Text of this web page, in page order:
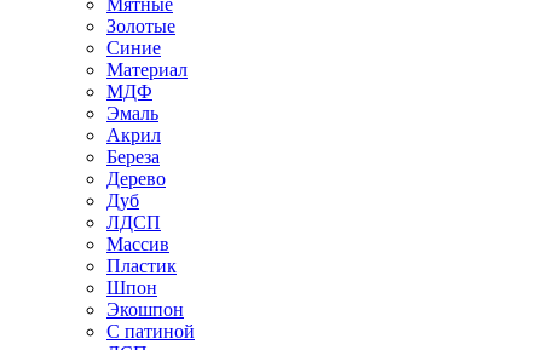
Мятные
Золотые
Синие
Материал
МДФ
Эмаль
Акрил
Береза
Дерево
Дуб
ЛДСП
Массив
Пластик
Шпон
Экошпон
С патиной